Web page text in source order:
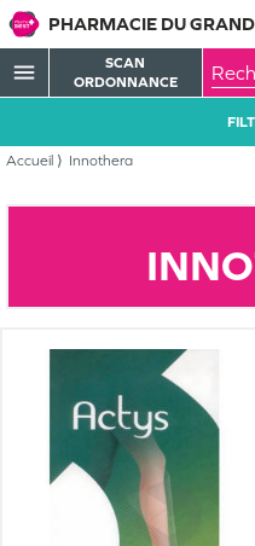
PHARMACIE DU
menu
SCAN
ORDONNANCE
Accueil Innothera